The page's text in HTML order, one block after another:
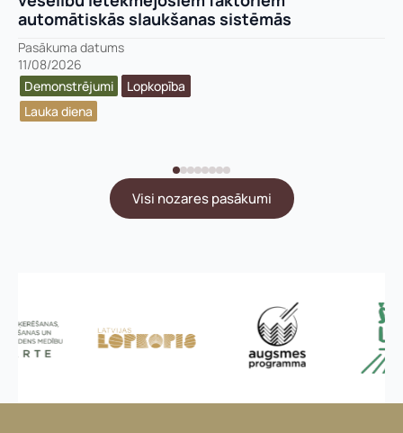
automātiskās slaukšanas sistēmās
Pasākuma datums
11/08/2026
Demonstrējumi
Lopkopība
Lauka diena
Visi nozares pasākumi